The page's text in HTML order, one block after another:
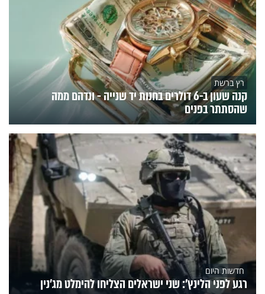
רץ ברשת
קנה שעון ב-6 דולרים בחנות יד שנייה - ונדהם ממה
שהסתתר בפנים
חדשות היום
רגע לפני הלינץ': שני ישראלים הצליחו להימלט מג'נין